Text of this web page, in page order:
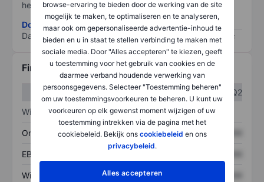
browse-ervaring te bieden door de werking van de site
mogelijk te maken, te optimaliseren en te analyseren,
maar ook om gepersonaliseerde advertentie-inhoud te
bieden en u in staat te stellen verbinding te maken met
sociale media. Door "Alles accepteren" te kiezen, geeft
u toestemming voor het gebruik van cookies en de
daarmee verband houdende verwerking van
persoonsgegevens. Selecteer "Toestemming beheren"
om uw toestemmingsvoorkeuren te beheren. U kunt uw
voorkeuren op elk gewenst moment wijzigen of uw
toestemming intrekken via de pagina met het
cookiebeleid. Bekijk ons cookiebeleid en ons
privacybeleid.
Alles accepteren
het grootste risico).
Download de ESG-risicomethodologie
Data provided by
/
Financiële gegevens
Q1
Q2
Winst/verlies
Omzet XXXXXXX XXXXXXX
EBITDA
Winst XXXXXXX